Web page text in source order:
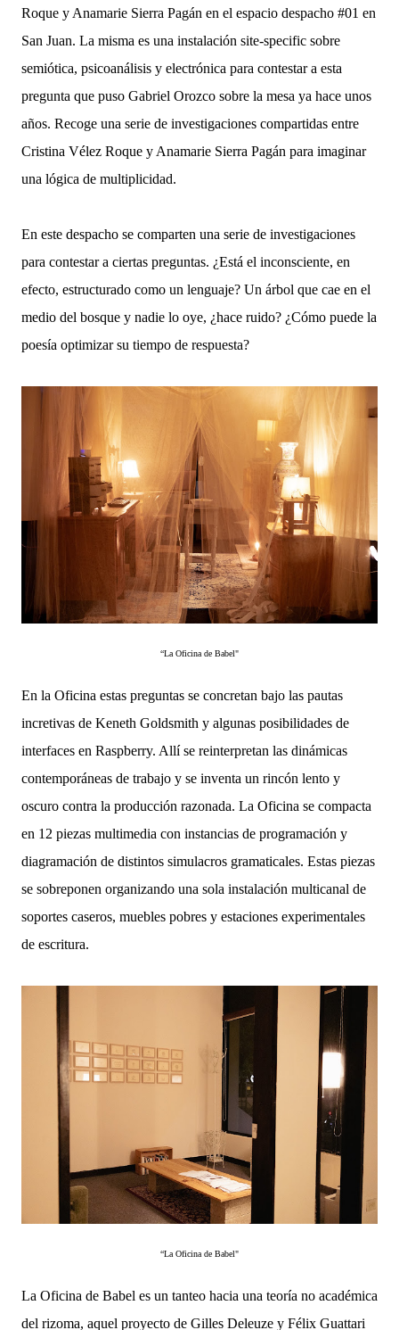
Roque y Anamarie Sierra Pagán en el espacio despacho #01 en
San Juan. La misma es una instalación site-specific sobre
semiótica, psicoanálisis y electrónica para contestar a esta
pregunta que puso Gabriel Orozco sobre la mesa ya hace unos
años. Recoge una serie de investigaciones compartidas entre
Cristina Vélez Roque y Anamarie Sierra Pagán para imaginar
una lógica de multiplicidad.
En este despacho se comparten una serie de investigaciones
para contestar a ciertas preguntas. ¿Está el inconsciente, en
efecto, estructurado como un lenguaje? Un árbol que cae en el
medio del bosque y nadie lo oye, ¿hace ruido? ¿Cómo puede la
poesía optimizar su tiempo de respuesta?
“La Oficina de Babel"
En la Oficina estas preguntas se concretan bajo las pautas
incretivas de Keneth Goldsmith y algunas posibilidades de
interfaces en Raspberry. Allí se reinterpretan las dinámicas
contemporáneas de trabajo y se inventa un rincón lento y
oscuro contra la producción razonada. La Oficina se compacta
en 12 piezas multimedia con instancias de programación y
diagramación de distintos simulacros gramaticales. Estas piezas
se sobreponen organizando una sola instalación multicanal de
soportes caseros, muebles pobres y estaciones experimentales
de escritura.
“La Oficina de Babel"
La Oficina de Babel es un tanteo hacia una teoría no académica
del rizoma, aquel proyecto de Gilles Deleuze y Félix Guattari